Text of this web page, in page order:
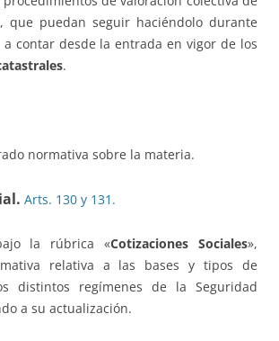
que puedan seguir haciéndolo durante
contar desde la entrada en vigor de los
.
normativa sobre la materia.
Arts. 130 y 131.
la rúbrica «Cotizaciones Sociales»,
relativa a las bases y tipos de
distintos regímenes de la Seguridad
a su actualización.